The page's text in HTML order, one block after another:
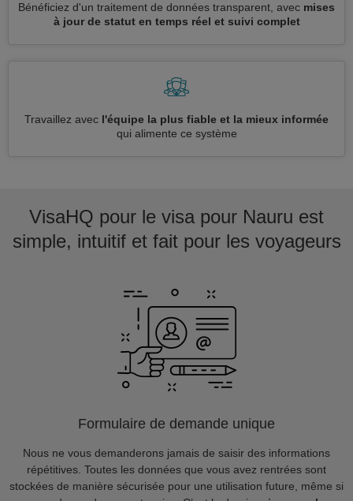
Bénéficiez d'un traitement de données transparent, avec mises
à jour de statut en temps réel et suivi complet
Travaillez avec l'équipe la plus fiable et la mieux informée
qui alimente ce système
VisaHQ pour le visa pour Nauru est
simple, intuitif et fait pour les voyageurs
Formulaire de demande unique
Nous ne vous demanderons jamais de saisir des informations
répétitives. Toutes les données que vous avez rentrées sont
stockées de manière sécurisée pour une utilisation future, même si